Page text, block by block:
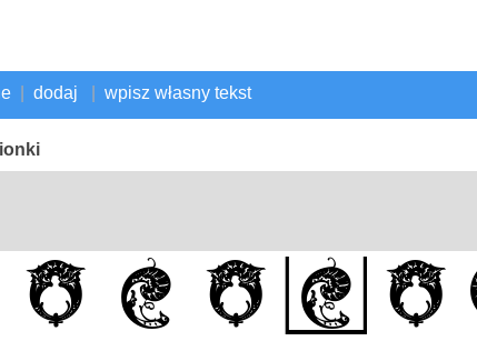
dodaj wpisz własny tekst